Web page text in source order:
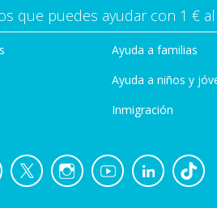
que puedes ayudar con 1 €
Ayuda a familias
Ayuda a niños y
Inmigración